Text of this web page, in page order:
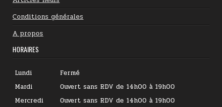
Conditions générales
A propos
HORAIRES
Lundi
Fermé
Mardi
Ouvert sans RDV de 14h00 à 19h00
Mercredi
Ouvert sans RDV de 14h00 à 19h00